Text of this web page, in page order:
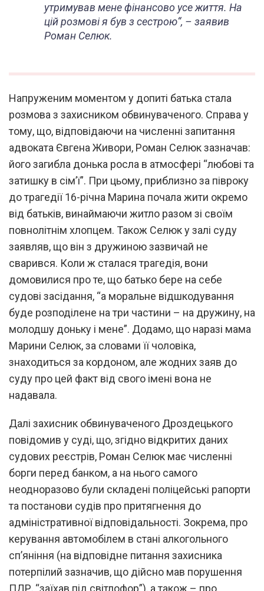
утримував мене фінансово усе життя. На
цій розмові я був з сестрою“, – заявив
Роман Селюк.
Напруженим моментом у допиті батька стала
розмова з захисником обвинуваченого. Справа у
тому, що, відповідаючи на численні запитання
адвоката Євгена Живори, Роман Селюк зазначав:
його загибла донька росла в атмосфері “любові та
затишку в сім’ї”. При цьому, приблизно за півроку
до трагедії 16-річна Марина почала жити окремо
від батьків, винаймаючи житло разом зі своїм
повнолітнім хлопцем. Також Селюк у залі суду
заявляв, що він з дружиною зазвичай не
сварився. Коли ж сталася трагедія, вони
домовилися про те, що батько бере на себе
судові засідання, “а моральне відшкодування
буде розподілене на три частини – на дружину, на
молодшу доньку і мене”. Додамо, що наразі мама
Марини Селюк, за словами її чоловіка,
знаходиться за кордоном, але жодних заяв до
суду про цей факт від свого імені вона не
надавала.
Далі захисник обвинуваченого Дроздецького
повідомив у суді, що, згідно відкритих даних
судових реєстрів, Роман Селюк має численні
борги перед банком, а на нього самого
неодноразово були складені поліцейські рапорти
та постанови судів про притягнення до
адміністративної відповідальності. Зокрема, про
керування автомобілем в стані алкогольного
сп’яніння (на відповідне питання захисника
потерпілий зазначив, що дійсно мав порушення
ПДР, “заїхав під світлофор”), а також – про